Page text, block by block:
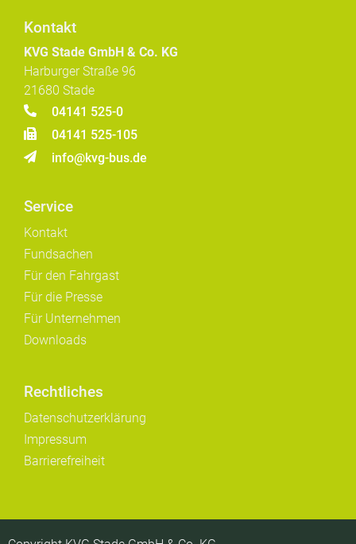
Kontakt
KVG Stade GmbH & Co. KG
Harburger Straße 96
21680 Stade
04141 525-0
04141 525-105
info@kvg-bus.de
Service
Kontakt
Fundsachen
Für den Fahrgast
Für die Presse
Für Unternehmen
Downloads
Rechtliches
Datenschutzerklärung
Impressum
Barrierefreiheit